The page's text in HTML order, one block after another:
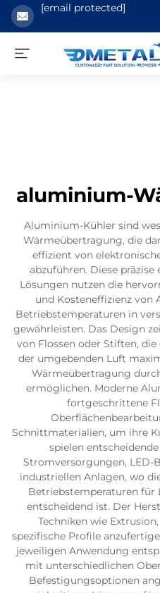
[email protected]
aluminium-
Aluminium-Kühler sind
Wärmeübertragung, die
effizient von
abzuführen. Diese
Lösungen nutzen die
und Kosteneffizienz
Betriebstemperaturen in
gewährleisten. Das Design
von Flossen oder Stiften,
der umgebenden Luft
Wärmeübertragung
ermöglichen. Moderne
fortgeschrittene
Schnittmaterialien, um ihre
spielen
Stromversorgungen, LED-
industriellen Anlagen, wo
Betriebstemperaturen für
entscheidend ist. Der
Techniken wie
spezifische Profile
jeweiligen Anwendung
mit unterschiedlichen
Befestigungsoptionen